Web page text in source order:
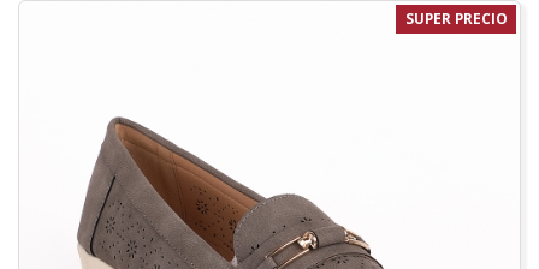
SUPER PRECIO